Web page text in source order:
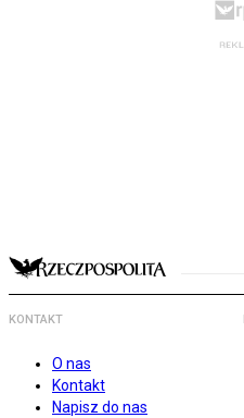
KONTAKT
O nas
Kontakt
Napisz do nas